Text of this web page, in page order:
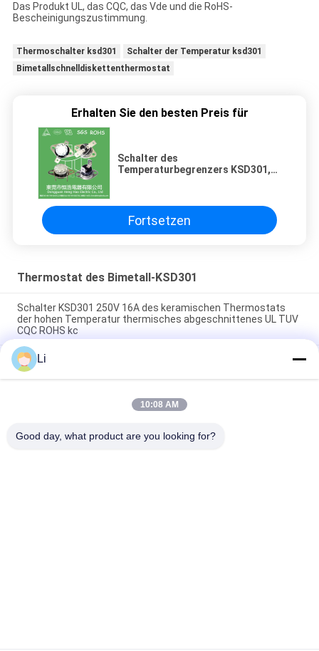
Das Produkt UL, das CQC, das Vde und die RoHS-
Bescheinigungszustimmung.
Thermoschalter ksd301
Schalter der Temperatur ksd301
Bimetallschnelldiskettenthermostat
Erhalten Sie den besten Preis für
Schalter des
Temperaturbegrenzers KSD301,
Fortsetzen
Thermostat des Bimetall-KSD301
Schalter KSD301 250V 16A des keramischen Thermostats
der hohen Temperatur thermisches abgeschnittenes UL TUV
CQC ROHS kc
Bimetallische Disketten-Schnellaktions-Thermostate,
niedriger temperaturbegrenzter Bedienschalter H31 250V 10
13C
Schnellaktions-Art bimetallische Energie Wechselstroms
Li
10:08 AM
Good day, what product are you looking for?